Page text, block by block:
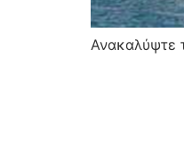
Ανακαλύψτε